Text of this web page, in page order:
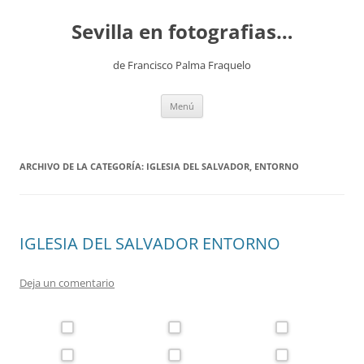
contenidoSevilla en fotografias…
de Francisco Palma Fraquelo
Menú
ARCHIVO DE LA CATEGORÍA: IGLESIA DEL SALVADOR, ENTORNO
IGLESIA DEL SALVADOR ENTORNO
Deja un comentario